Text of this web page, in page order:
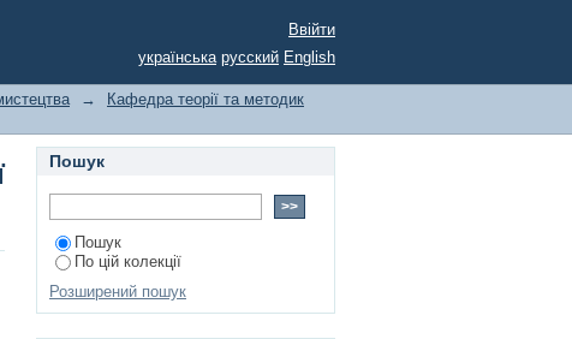
компетентності
Ввійти
українська русский English
→
Кафедра теорії та методик
Пошук
Пошук
По цій колекції
Розширений пошук